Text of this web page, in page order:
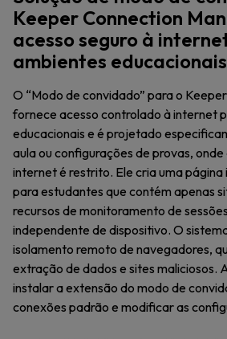
Keeper Connection
acesso seguro à
ambientes educacionais
O “Modo de convidado” para o
fornece acesso controlado à internet
educacionais e é projetado
aula ou configurações de provas,
internet é restrito. Ele cria uma página
para estudantes que contém apenas
recursos de monitoramento de
independente de dispositivo. O
isolamento remoto de navegadores,
extração de dados e sites maliciosos.
instalar a extensão do modo de
conexões padrão e modificar as